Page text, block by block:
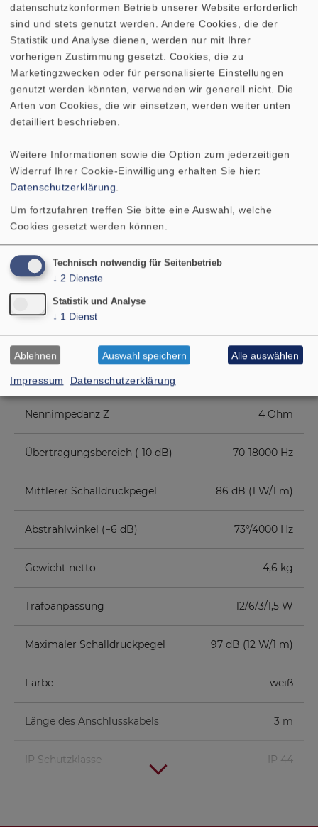
Industriepreis anfordern
*Bei den Preisen handelt es sich um Bruttopreise
für Privatkunden. Auf Anfrage erhalten Sie die
TECHNISCHE DATEN ZEICHNUNG
AMPLITUDEN- UND
IMPEDANZFREQUENZGANG
RICHTDIAGRAMM
Nennbelastbarkeit 50 W
Musikbelastbarkeit
Nennimpedanz Z 4 Ohm
Übertragungsbereich (-10 dB) 70-18000 Hz
Mittlerer Schalldruckpegel 86 dB (1 W/1 m)
Abstrahlwinkel (−6 dB) 73°/4000 Hz
Gewicht netto 4,6 kg
Trafoanpassung 12/6/3/1,5 W
Maximaler Schalldruckpegel 97 dB (12 W/1 m)
Farbe weiß
Länge des Anschlusskabels 3 m
IP Schutzklasse IP 44
datenschutzkonformen Betrieb unserer Website erforderlich
sind und stets genutzt werden. Andere Cookies, die der
Statistik und Analyse dienen, werden nur mit Ihrer
vorherigen Zustimmung gesetzt. Cookies, die zu
Marketingzwecken oder für personalisierte Einstellungen
genutzt werden könnten, verwenden wir generell nicht. Die
Arten von Cookies, die wir einsetzen, werden weiter unten
detailliert beschrieben.
Weitere Informationen sowie die Option zum jederzeitigen
Widerruf Ihrer Cookie-Einwilligung erhalten Sie hier:
Datenschutzerklärung
Um fortzufahren treffen Sie bitte eine Auswahl, welche
Cookies gesetzt werden können.
Impressum Datenschutzerklärung
Technisch notwendig für Seitenbetrieb
↓ 2 Dienste
Statistik und Analyse
↓ 1 Dienst
Ablehnen Auswahl speichern Alle auswählen